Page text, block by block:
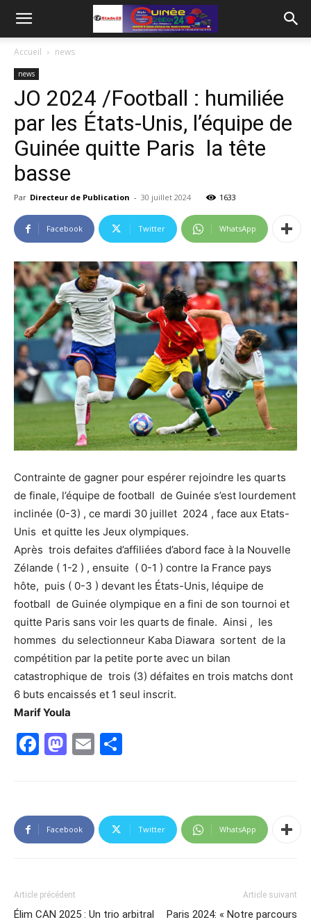
Accueil news
news
JO 2024 /Football : humiliée
par les États-Unis, l’équipe de
Guinée quitte Paris la tête
basse
Par Directeur de Publication - 30 juillet 2024 1633
Facebook Twitter WhatsApp
Contrainte de gagner pour espérer rejoindre les quarts
de finale, l’équipe de football de Guinée s’est lourdement
inclinée (0-3) , ce mardi 30 juillet 2024 , face aux Etats-
Unis et quitte les Jeux olympiques.
Après trois defaites d’affiliées d’abord face à la Nouvelle
Zélande ( 1-2 ) , ensuite ( 0-1 ) contre la France pays
hôte, puis ( 0-3 ) devant les États-Unis, léquipe de
football de Guinée olympique en a fini de son tournoi et
quitte Paris sans voir les quarts de finale. Ainsi , les
hommes du selectionneur Kaba Diawara sortent de la
compétition par la petite porte avec un bilan
catastrophique de trois (3) défaites en trois matchs dont
6 buts encaissés et 1 seul inscrit.
Marif Youla
Facebook
Mastodon
Email
Facebook Twitter WhatsApp
Article précédent
Élim CAN 2025 : Un trio arbitral
Article suivant
Paris 2024: « Notre parcours